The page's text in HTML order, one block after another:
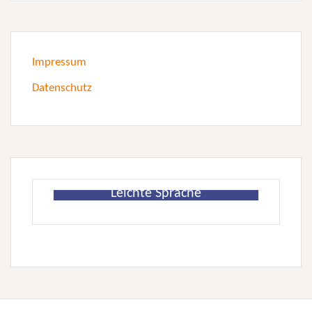
Impressum
Datenschutz
Leichte Sprache